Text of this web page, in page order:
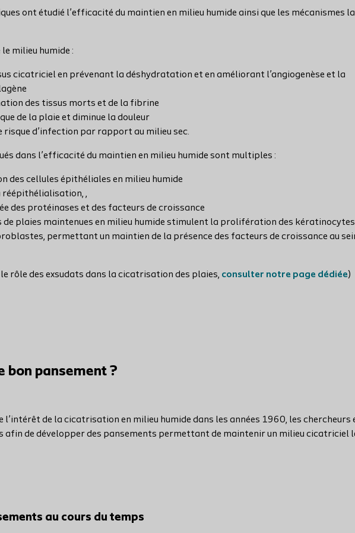
ont étudié l’efficacité du maintien en milieu humide ainsi que les mécanismes
milieu humide :
cicatriciel en prévenant la déshydratation et en améliorant l’angiogenèse et la
des tissus morts et de la fibrine
de la plaie et diminue la douleur
risque d’infection par rapport au milieu sec.
dans l’efficacité du maintien en milieu humide sont multiples :
des cellules épithéliales en milieu humide
réépithélialisation, ,
des protéinases et des facteurs de croissance
de plaies maintenues en milieu humide stimulent la prolifération des
permettant un maintien de la présence des facteurs de croissance au
rôle des exsudats dans la cicatrisation des plaies, consulter notre page dédiée)
bon pansement ?
l’intérêt de la cicatrisation en milieu humide dans les années 1960, les chercheurs
afin de développer des pansements permettant de maintenir un milieu cicatriciel
au cours du temps